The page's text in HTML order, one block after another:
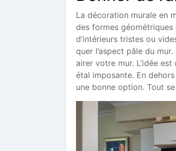
La décoration murale en
des formes
d’intérieurs tristes ou
quer l’aspect pâle du
airer votre mur. L’idée
étal imposante. En
une bonne option. Tout